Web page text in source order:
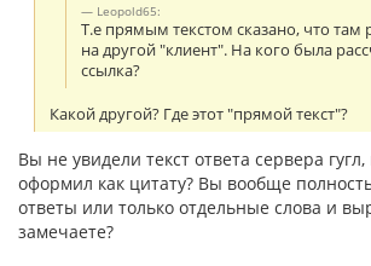
Leopold65:
Т.е прямым текстом сказано, что там
на другой "клиент". На кого была
ссылка?
Какой другой? Где этот "прямой текст"?
Вы не увидели текст ответа сервера
оформил как цитату? Вы вообще
ответы или только отдельные слова и
замечаете?